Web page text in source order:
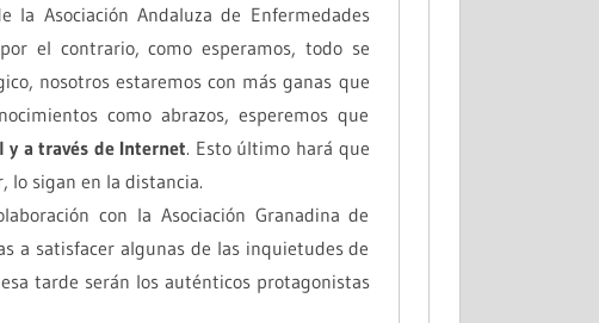
la Asociación Andaluza de Enfermedades
el contrario, como esperamos, todo se
nosotros estaremos con más ganas que
como abrazos, esperemos que
y a través de Internet. Esto último hará que
lo sigan en la distancia.
con la Asociación Granadina de
a satisfacer algunas de las inquietudes de
tarde serán los auténticos protagonistas